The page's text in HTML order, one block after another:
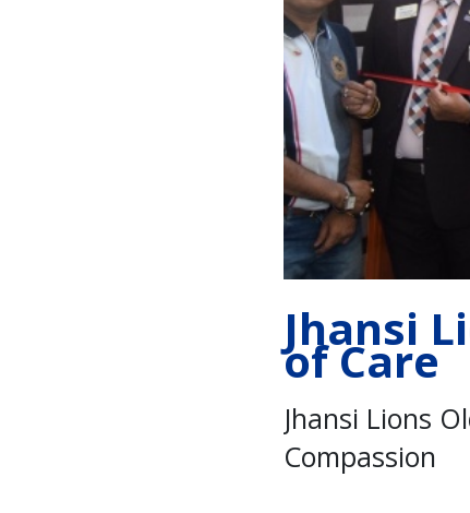
Jhansi
of Care
Jhansi Lions
Compassion